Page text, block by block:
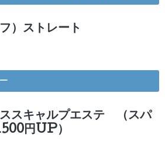
）ストレート
スキャルプエステ （スパ
円UP）